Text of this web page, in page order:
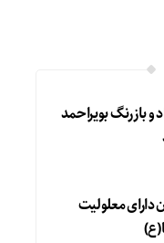
بازرنگ بویراحمد
دارای معلولیت